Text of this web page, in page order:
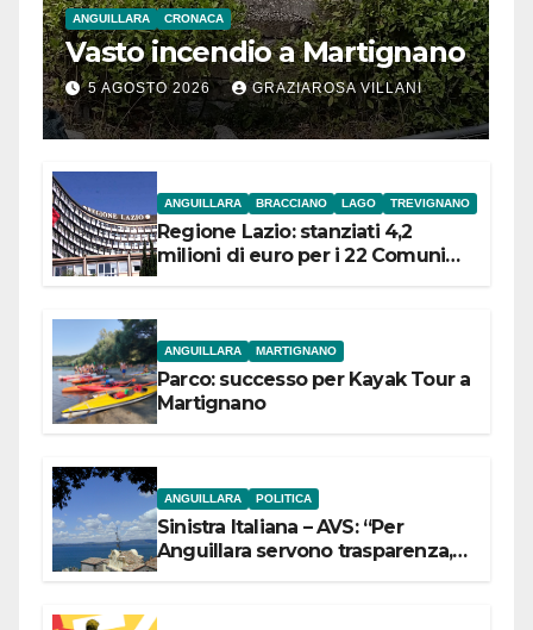
ANGUILLARA CRONACA
Vasto incendio a Martignano
5 AGOSTO 2026 GRAZIAROSA VILLANI
ANGUILLARA BRACCIANO LAGO TREVIGNANO
Regione Lazio: stanziati 4,2
milioni di euro per i 22 Comuni
ANGUILLARA MARTIGNANO
Parco: successo per Kayak Tour a
Martignano
ANGUILLARA POLITICA
Sinistra Italiana – AVS: “Per
Anguillara servono trasparenza,